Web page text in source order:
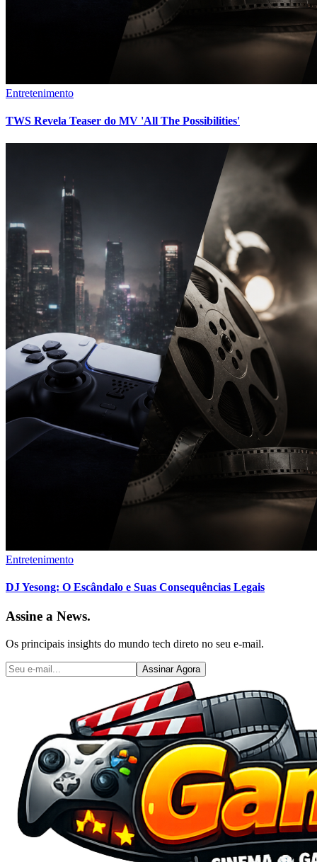
Entretenimento
TWS Revela Teaser do MV 'All The Possibilities'
Entretenimento
DJ Yesong: O Escândalo e Suas Consequências Legais
Assine a News.
Os principais insights do mundo tech direto no seu e-mail.
Assinar Agora